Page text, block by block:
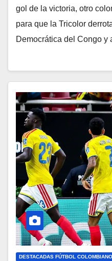
gol de la victoria, otro
para que la Tricolor
Democrática del Congo
DESTACADAS FÚTBOL COLOMBIANO